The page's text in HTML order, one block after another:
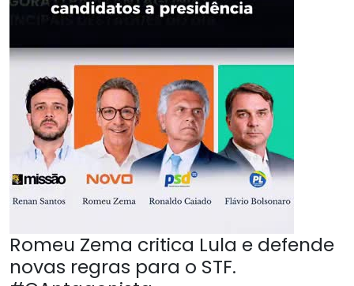
Romeu Zema critica Lula e defende
novas regras para o STF.